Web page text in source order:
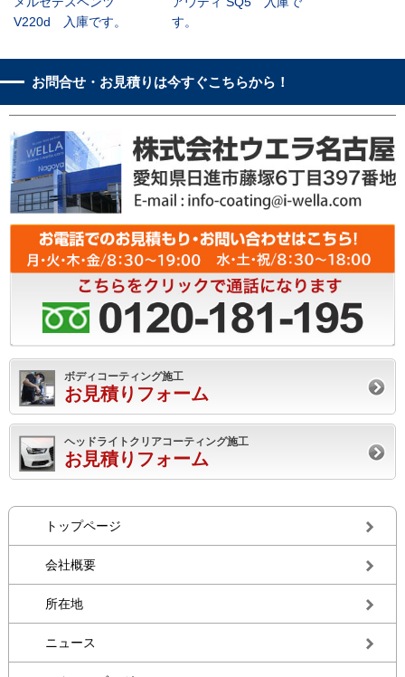
V220d 入庫です。
す。
お問合せ・お見積りは今すぐこちらから！
ボディコーティング施工
お見積りフォーム
ヘッドライトクリアコーティング施工
お見積りフォーム
トップページ
会社概要
所在地
ニュース